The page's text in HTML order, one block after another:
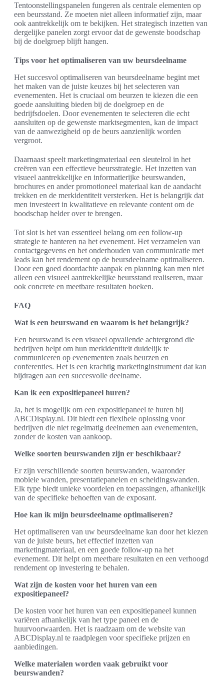
Tentoonstellingspanelen fungeren als centrale elementen op
een beursstand. Ze moeten niet alleen informatief zijn, maar
ook aantrekkelijk om te bekijken. Het strategisch inzetten van
dergelijke panelen zorgt ervoor dat de gewenste boodschap
bij de doelgroep blijft hangen.
Tips voor het optimaliseren van uw beursdeelname
Het succesvol optimaliseren van beursdeelname begint met
het maken van de juiste keuzes bij het selecteren van
evenementen. Het is cruciaal om beurzen te kiezen die een
goede aansluiting bieden bij de doelgroep en de
bedrijfsdoelen. Door evenementen te selecteren die echt
aansluiten op de gewenste marktsegmenten, kan de impact
van de aanwezigheid op de beurs aanzienlijk worden
vergroot.
Daarnaast speelt marketingmateriaal een sleutelrol in het
creëren van een effectieve beursstrategie. Het inzetten van
visueel aantrekkelijke en informatierijke beurswanden,
brochures en ander promotioneel materiaal kan de aandacht
trekken en de merkidentiteit versterken. Het is belangrijk dat
men investeert in kwalitatieve en relevante content om de
boodschap helder over te brengen.
Tot slot is het van essentieel belang om een follow-up
strategie te hanteren na het evenement. Het verzamelen van
contactgegevens en het onderhouden van communicatie met
leads kan het rendement op de beursdeelname optimaliseren.
Door een goed doordachte aanpak en planning kan men niet
alleen een visueel aantrekkelijke beursstand realiseren, maar
ook concrete en meetbare resultaten boeken.
FAQ
Wat is een beurswand en waarom is het belangrijk?
Een beurswand is een visueel opvallende achtergrond die
bedrijven helpt om hun merkidentiteit duidelijk te
communiceren op evenementen zoals beurzen en
conferenties. Het is een krachtig marketinginstrument dat kan
bijdragen aan een succesvolle deelname.
Kan ik een expositiepaneel huren?
Ja, het is mogelijk om een expositiepaneel te huren bij
ABCDisplay.nl. Dit biedt een flexibele oplossing voor
bedrijven die niet regelmatig deelnemen aan evenementen,
zonder de kosten van aankoop.
Welke soorten beurswanden zijn er beschikbaar?
Er zijn verschillende soorten beurswanden, waaronder
mobiele wanden, presentatiepanelen en scheidingswanden.
Elk type biedt unieke voordelen en toepassingen, afhankelijk
van de specifieke behoeften van de exposant.
Hoe kan ik mijn beursdeelname optimaliseren?
Het optimaliseren van uw beursdeelname kan door het kiezen
van de juiste beurs, het effectief inzetten van
marketingmateriaal, en een goede follow-up na het
evenement. Dit helpt om meetbare resultaten en een verhoogd
rendement op investering te behalen.
Wat zijn de kosten voor het huren van een
expositiepaneel?
De kosten voor het huren van een expositiepaneel kunnen
variëren afhankelijk van het type paneel en de
huurvoorwaarden. Het is raadzaam om de website van
ABCDisplay.nl te raadplegen voor specifieke prijzen en
aanbiedingen.
Welke materialen worden vaak gebruikt voor
beurswanden?